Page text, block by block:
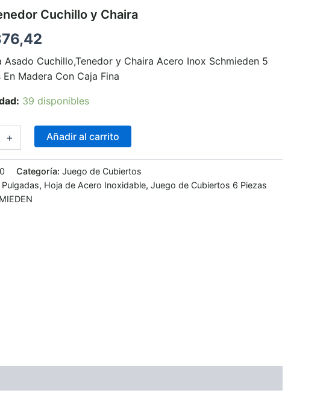
Cuchillo y Chaira
Asado Cuchillo,Tenedor y Chaira Acero Inox Schmieden 5
En Madera Con Caja Fina
39 disponibles
+ Añadir al carrito
Categoría: Juego de Cubiertos
Pulgadas, Hoja de Acero Inoxidable, Juego de Cubiertos 6 Piezas